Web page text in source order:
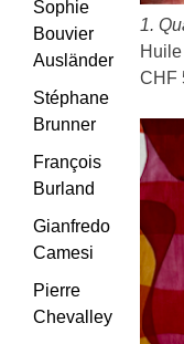
1.
CHF
Sophie
Bouvier
Ausländer
Stéphane
Brunner
François
Burland
Gianfredo
Camesi
Pierre
Chevalley